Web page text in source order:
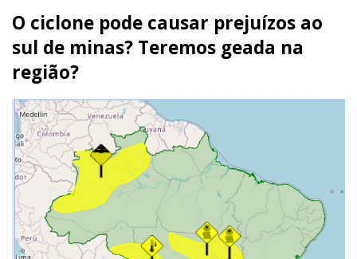
O ciclone pode causar prejuízos ao
sul de minas? Teremos geada na
região?